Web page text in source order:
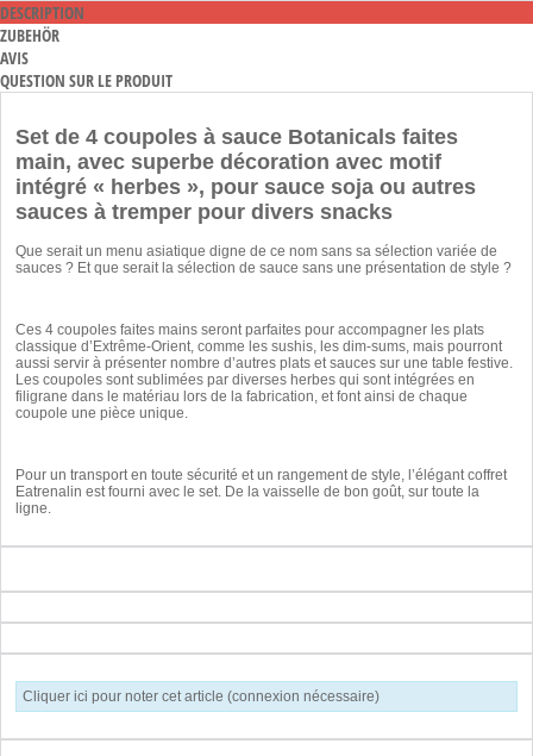
DESCRIPTION
ZUBEHÖR
AVIS
QUESTION SUR LE PRODUIT
Set de 4 coupoles à sauce Botanicals faites
main, avec superbe décoration avec motif
intégré « herbes », pour sauce soja ou autres
sauces à tremper pour divers snacks
Que serait un menu asiatique digne de ce nom sans sa sélection variée de
sauces ? Et que serait la sélection de sauce sans une présentation de style ?
Ces 4 coupoles faites mains seront parfaites pour accompagner les plats
classique d’Extrême-Orient, comme les sushis, les dim-sums, mais pourront
aussi servir à présenter nombre d’autres plats et sauces sur une table festive.
Les coupoles sont sublimées par diverses herbes qui sont intégrées en
filigrane dans le matériau lors de la fabrication, et font ainsi de chaque
coupole une pièce unique.
Pour un transport en toute sécurité et un rangement de style, l’élégant coffret
Eatrenalin est fourni avec le set. De la vaisselle de bon goût, sur toute la
ligne.
Cliquer ici pour noter cet article (connexion nécessaire)